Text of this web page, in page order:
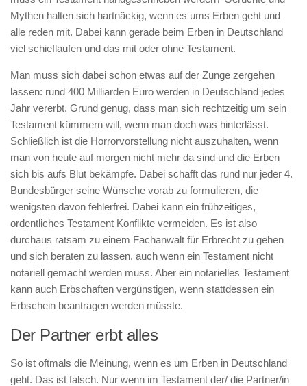
Mythen halten sich hartnäckig, wenn es ums Erben geht und
alle reden mit. Dabei kann gerade beim Erben in Deutschland
viel schieflaufen und das mit oder ohne Testament.
Man muss sich dabei schon etwas auf der Zunge zergehen
lassen: rund 400 Milliarden Euro werden in Deutschland jedes
Jahr vererbt. Grund genug, dass man sich rechtzeitig um sein
Testament kümmern will, wenn man doch was hinterlässt.
Schließlich ist die Horrorvorstellung nicht auszuhalten, wenn
man von heute auf morgen nicht mehr da sind und die Erben
sich bis aufs Blut bekämpfe. Dabei schafft das rund nur jeder 4.
Bundesbürger seine Wünsche vorab zu formulieren, die
wenigsten davon fehlerfrei. Dabei kann ein frühzeitiges,
ordentliches Testament Konflikte vermeiden. Es ist also
durchaus ratsam zu einem Fachanwalt für Erbrecht zu gehen
und sich beraten zu lassen, auch wenn ein Testament nicht
notariell gemacht werden muss. Aber ein notarielles Testament
kann auch Erbschaften vergünstigen, wenn stattdessen ein
Erbschein beantragen werden müsste.
Der Partner erbt alles
So ist oftmals die Meinung, wenn es um Erben in Deutschland
geht. Das ist falsch. Nur wenn im Testament der/ die Partner/in